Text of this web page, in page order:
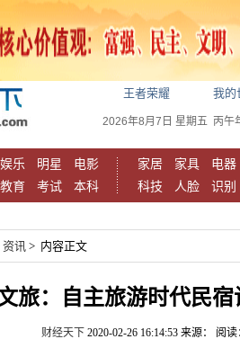
王者荣耀 我的
2026年8月7日 星期五 丙午
娱乐 明星
电影
教育
考试 本科
家居 家具
电器
科技
人脸 识别
资讯 > 内容正文
旅：自主旅游时代民
财经天下 2020-02-26 16:14:53 来源： 阅读